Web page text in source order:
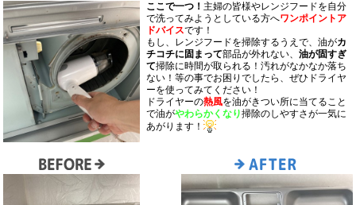
ここで一つ！ 主婦の皆様やレンジフードを自分
で洗ってみようとしている方へワンポイントア
ドバイスです！
もし、レンジフードを掃除するうえで、油がカ
チコチに固まって部品が外れない、油が固すぎ
て掃除に時間が取られる！汚れがなかなか落ち
ない！等の事でお困りでしたら、ぜひドライヤ
ーを使ってみてください！
ドライヤーの熱風を油がきつい所に当てること
で油がやわらかくなり掃除のしやすさが一気に
あがります！